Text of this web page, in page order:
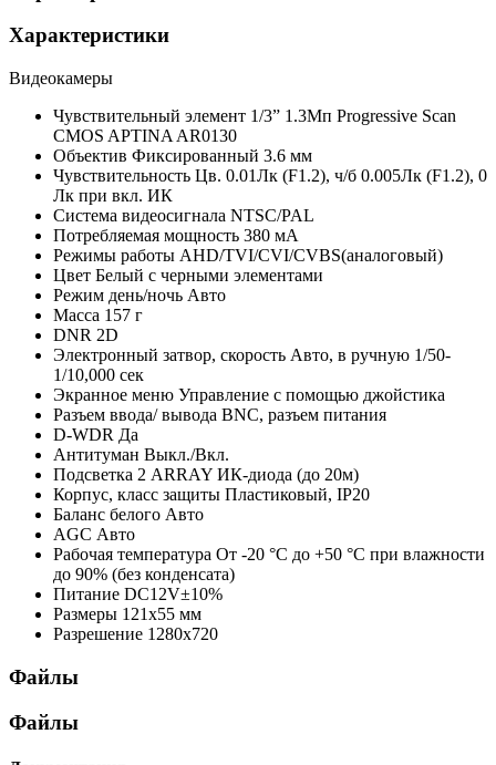
Характеристики
Видеокамеры
Чувствительный элемент 1/3” 1.3Мп Progressive Scan
CMOS APTINA AR0130
Объектив Фиксированный 3.6 мм
Чувствительность Цв. 0.01Лк (F1.2), ч/б 0.005Лк (F1.2), 0
Лк при вкл. ИК
Система видеосигнала NTSC/PAL
Потребляемая мощность 380 мА
Режимы работы AHD/TVI/CVI/CVBS(аналоговый)
Цвет Белый с черными элементами
Режим день/ночь Авто
Масса 157 г
DNR 2D
Электронный затвор, скорость Авто, в ручную 1/50-
1/10,000 сек
Экранное меню Управление с помощью джойстика
Разъем ввода/ вывода BNC, разъем питания
D-WDR Да
Антитуман Выкл./Вкл.
Подсветка 2 ARRAY ИК-диода (до 20м)
Корпус, класс защиты Пластиковый, IP20
Баланс белого Авто
AGC Авто
Рабочая температура От -20 °С до +50 °С при влажности
до 90% (без конденсата)
Питание DC12V±10%
Размеры 121х55 мм
Разрешение 1280х720
Файлы
Файлы